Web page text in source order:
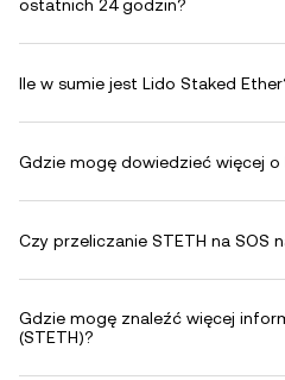
ostatnich 24 godzin?
Ile w sumie jest Lido Staked
Gdzie mogę dowiedzieć więcej o
Czy przeliczanie STETH na SOS
Gdzie mogę znaleźć więcej
(STETH)?